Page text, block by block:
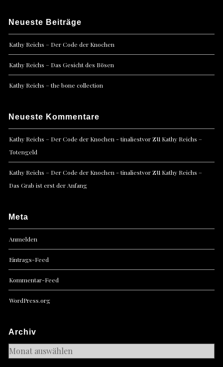
Neueste Beiträge
Kathy Reichs – Der Code der Knochen
Kathy Reichs – Das Gesicht des Bösen
Kathy Reichs – the bone collection
Neueste Kommentare
Kathy Reichs – Der Code der Knochen - tinaliestvorzu Kathy Reichs –
Totengeld
Kathy Reichs – Der Code der Knochen - tinaliestvorzu Kathy Reichs –
Das Grab ist erst der Anfang
Meta
Anmelden
Eintrags-Feed
Kommentar-Feed
WordPress.org
Archiv
Archiv